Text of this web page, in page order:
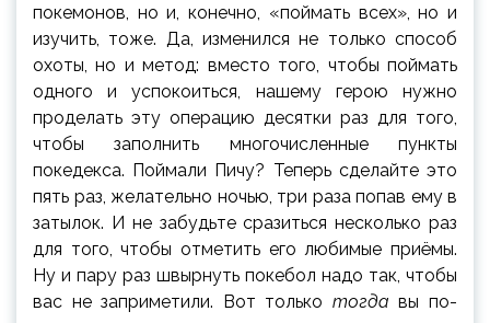
покемонов, но и, конечно, «поймать всех», но и
изучить, тоже. Да, изменился не только способ
охоты, но и метод: вместо того, чтобы поймать
одного и успокоиться, нашему герою нужно
проделать эту операцию десятки раз для того,
чтобы заполнить многочисленные пункты
покедекса. Поймали Пичу? Теперь сделайте это
пять раз, желательно ночью, три раза попав ему в
затылок. И не забудьте сразиться несколько раз
для того, чтобы отметить его любимые приёмы.
Ну и пару раз швырнуть покебол надо так, чтобы
вас не заприметили. Вот только тогда вы по-